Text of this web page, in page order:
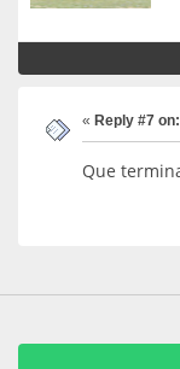
« Reply #7 on:
Que